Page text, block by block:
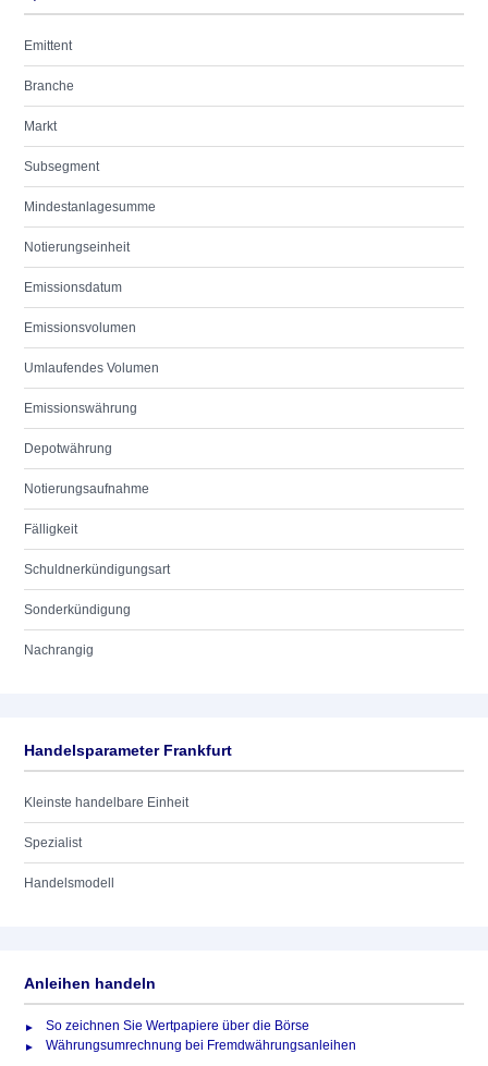
Emittent
Branche
Markt
Subsegment
Mindestanlagesumme
Notierungseinheit
Emissionsdatum
Emissionsvolumen
Umlaufendes Volumen
Emissionswährung
Depotwährung
Notierungsaufnahme
Fälligkeit
Schuldnerkündigungsart
Sonderkündigung
Nachrangig
Handelsparameter Frankfurt
Kleinste handelbare Einheit
Spezialist
Handelsmodell
Anleihen handeln
So zeichnen Sie Wertpapiere über die Börse
Währungsumrechnung bei Fremdwährungsanleihen